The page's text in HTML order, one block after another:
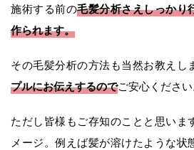
施術する前の毛髪分析さえしっかり
作られます。
その毛髪分析の方法も当然お教えし
プルにお伝えするのでご安心ください
ただし皆様もご存知のことと思いま
メージ。例えば髪が溶けたような状